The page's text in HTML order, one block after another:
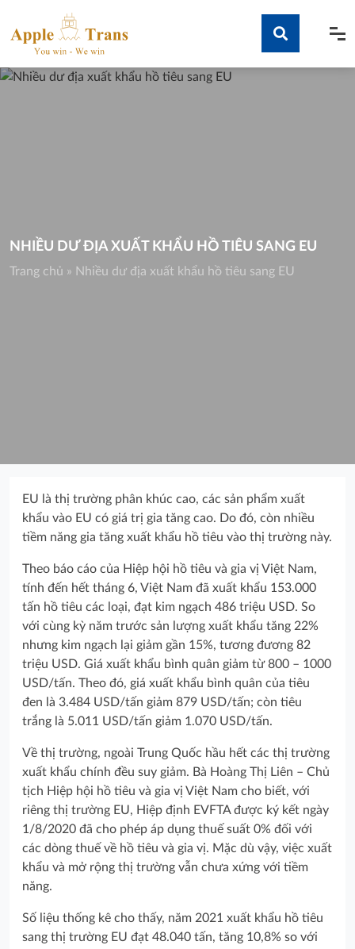
content
NHIỀU DƯ ĐỊA XUẤT KHẨU HỒ TIÊU SANG EU
Trang chủ » Nhiều dư địa xuất khẩu hồ tiêu sang EU
EU là thị trường phân khúc cao, các sản phẩm xuất
khẩu vào EU có giá trị gia tăng cao. Do đó, còn nhiều
tiềm năng gia tăng xuất khẩu hồ tiêu vào thị trường này.
Theo báo cáo của Hiệp hội hồ tiêu và gia vị Việt Nam,
tính đến hết tháng 6, Việt Nam đã xuất khẩu 153.000
tấn hồ tiêu các loại, đạt kim ngạch 486 triệu USD. So
với cùng kỳ năm trước sản lượng xuất khẩu tăng 22%
nhưng kim ngạch lại giảm gần 15%, tương đương 82
triệu USD. Giá xuất khẩu bình quân giảm từ 800 – 1000
USD/tấn. Theo đó, giá xuất khẩu bình quân của tiêu
đen là 3.484 USD/tấn giảm 879 USD/tấn; còn tiêu
trắng là 5.011 USD/tấn giảm 1.070 USD/tấn.
Về thị trường, ngoài Trung Quốc hầu hết các thị trường
xuất khẩu chính đều suy giảm. Bà Hoàng Thị Liên – Chủ
tịch Hiệp hội hồ tiêu và gia vị Việt Nam cho biết, với
riêng thị trường EU, Hiệp định EVFTA được ký kết ngày
1/8/2020 đã cho phép áp dụng thuế suất 0% đối với
các dòng thuế về hồ tiêu và gia vị. Mặc dù vậy, việc xuất
khẩu và mở rộng thị trường vẫn chưa xứng với tiềm
năng.
Số liệu thống kê cho thấy, năm 2021 xuất khẩu hồ tiêu
sang thị trường EU đạt 48.040 tấn, tăng 10,8% so với